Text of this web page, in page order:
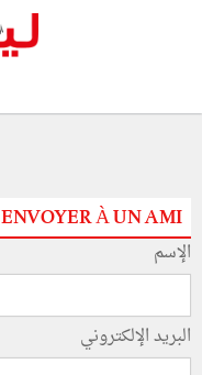
ENVOYER À UN AMI
الإسم
البريد الإلكتروني